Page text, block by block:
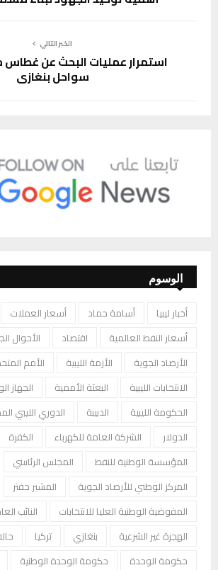
الخبر التالي
استمرار عمليات البحث عن غطاس
سواحل بنغازي
الوسوم
أخبار ليبيا أسامة حماد أسعار العملات
أسعار النفط العالمية
اقتصاد
الأحوال
الأرصاد الجوية
الأزمة الليبية
الأمم
الانتخابات الليبية
البعثة الأممية
الجهاز
الحكومة الليبية
الدبيبة
الدوري الليبي
الدولار
الشركة العامة للكهرباء
الكفرة
المؤسسة الوطنية للنفط
المجلس الرئاسي
المركز الوطني للأرصاد الجوية
المشير حفتر
المفوضية الوطنية العليا للانتخابات
النائب
الهجرة غير الشرعية
بنغازي تركيا
حكومة الوحدة
حكومة الوحدة الوطنية